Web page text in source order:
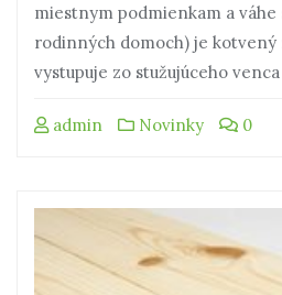
miestnym podmienkam a
rodinných domoch) je kotvený
vystupuje zo stužujúceho
admin Novinky 0